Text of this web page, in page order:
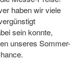
haben wir viele
sein konnte,
unseres Sommer-